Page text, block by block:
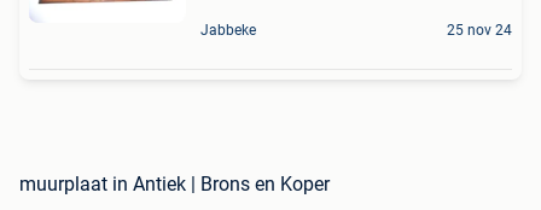
Jabbeke 25 nov 24
muurplaat in Antiek | Brons en Koper